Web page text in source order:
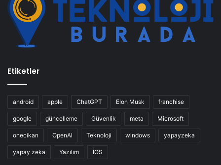
Etiketler
android apple ChatGPT Elon Musk franchise
google güncelleme Güvenlik meta Microsoft
onecikan OpenAl Teknoloji windows yapayzeka
yapay zeka Yazılım İOS